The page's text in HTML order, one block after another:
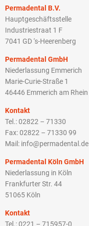
Permadental B.V.
Hauptgeschäftsstelle
Industriestraat 1 F
7041 GD ‘s-Heerenberg
Permadental GmbH
Niederlassung Emmerich
Marie-Curie-Straße 1
46446 Emmerich am Rhein
Kontakt
Tel.: 02822 – 71330
Fax: 02822 – 71330 99
Mail: info@permadental.de
Permadental Köln GmbH
Niederlassung in Köln
Frankfurter Str. 44
51065 Köln
Kontakt
Tel.: 0221 – 715957-0